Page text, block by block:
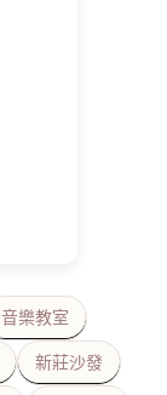
音樂教室
新莊沙發